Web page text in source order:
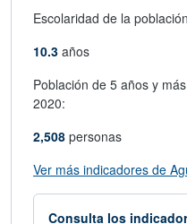
Escolaridad de la
10.3 años
Población de 5 años y
2020:
2,508 personas
Ver más indicadores de
Consulta los